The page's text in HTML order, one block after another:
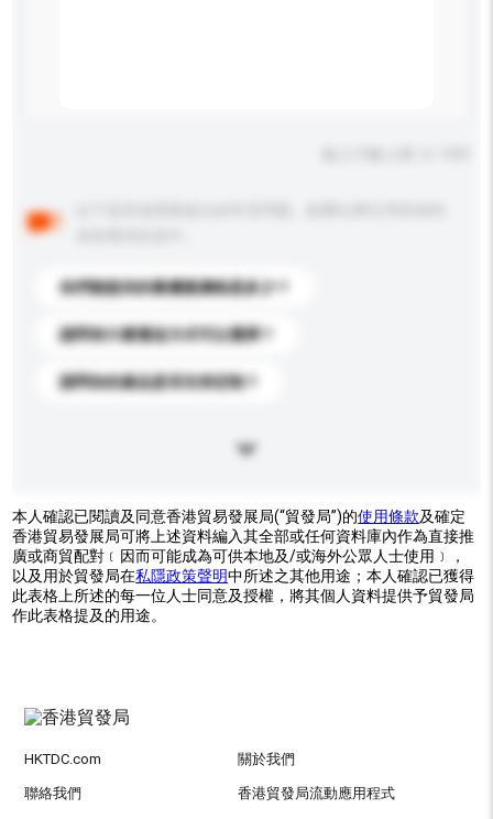
你們能提供的最優惠價格是多少？
請問有什麼運送方式可以選擇？
請問你的產品是否支持定制？
本人確認已閱讀及同意香港貿易發展局(“貿發局”)的使用條款及確定
香港貿易發展局可將上述資料編入其全部或任何資料庫內作為直接推
廣或商貿配對﹝因而可能成為可供本地及/或海外公眾人士使用﹞，
以及用於貿發局在私隱政策聲明中所述之其他用途；本人確認已獲得
此表格上所述的每一位人士同意及授權，將其個人資料提供予貿發局
作此表格提及的用途。
HKTDC.com 關於我們
聯絡我們 香港貿發局流動應用程式